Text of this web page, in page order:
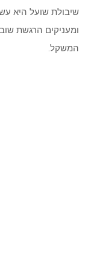
שיבולת שועל היא
ומעניקים הרגשת
המשקל.